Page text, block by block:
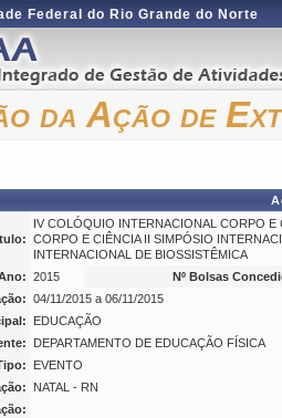
Federal do Rio Grande do Norte
da Ação de
IV COLÓQUIO INTERNACIONAL CORPO
CORPO E CIÊNCIA II SIMPÓSIO
INTERNACIONAL DE BIOSSISTÊMICA
2015
Nº Bolsas
04/11/2015 a 06/11/2015
EDUCAÇÃO
DEPARTAMENTO DE EDUCAÇÃO FÍSICA
EVENTO
NATAL - RN